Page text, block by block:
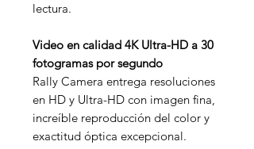
lectura.
Video en calidad 4K Ultra-HD a 30
fotogramas por segundo
Rally Camera entrega resoluciones
en HD y Ultra-HD con imagen fina,
increíble reproducción del color y
exactitud óptica excepcional.